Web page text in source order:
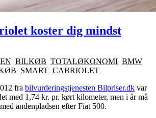
koster dig mindst
BILKØB TOTALØKONOMI BMW
SMART CABRIOLET
fra bilvurderingstjenesten Bilpriser.dk var
med 1,74 kr. pr. kørt kilometer, men i år må
andenpladsen efter Fiat 500.